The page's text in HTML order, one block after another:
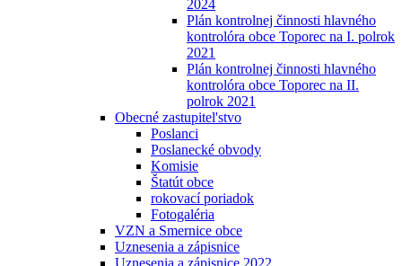
2024
Plán kontrolnej činnosti hlavného
kontrolóra obce Toporec na I. polrok
2021
Plán kontrolnej činnosti hlavného
kontrolóra obce Toporec na II.
polrok 2021
Obecné zastupitel'stvo
Poslanci
Poslanecké obvody
Komisie
Štatút obce
rokovací poriadok
Fotogaléria
VZN a Smernice obce
Uznesenia a zápisnice
Uznesenia a zápisnice 2022